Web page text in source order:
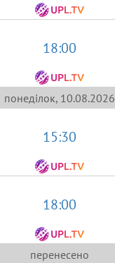
18:00
понеділок, 10.08.2026
15:30
18:00
перенесено